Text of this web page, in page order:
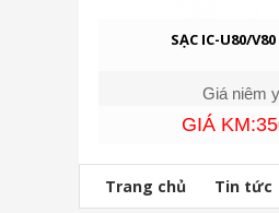
SẠC IC-U80/
Giá niêm
GIÁ
Trang chủ Tin tức